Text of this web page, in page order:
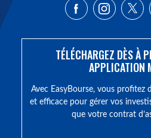
TÉLÉCHARGEZ DÈS À
APPLICATION
Avec EasyBourse, vous profitez
et efficace pour gérer vos
que votre contrat